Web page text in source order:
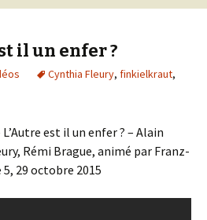
il un enfer ?
Cynthia Fleury, finkielkraut,
est il un enfer ? – Alain
Rémi Brague, animé par Franz-
29 octobre 2015